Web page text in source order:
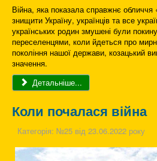
Війна, яка показала справжнє обличчя
знищити Україну, українців та все
українських родин змушені були
переселенцями, коли йдеться про
покоління нашої держави, козацький
значення.
Детальніше...
Коли почалася війна
Категорія: №25 від 23.06.2022 року